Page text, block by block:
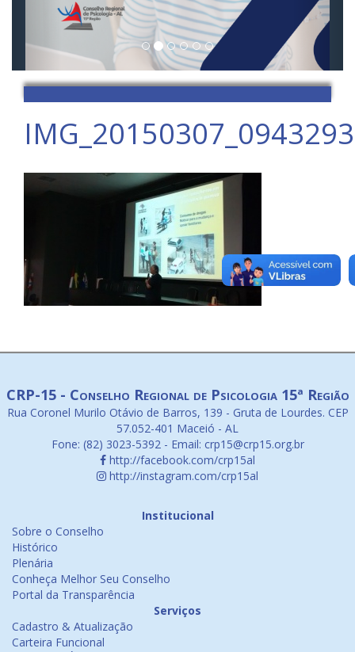
CRP-15 - Conselho Regional de Psicologia 15ª Região
Rua Coronel Murilo Otávio de Barros, 139 - Gruta de Lourdes. CEP
57.052-401 Maceió - AL
Fone: (82) 3023-5392 - Email: crp15@crp15.org.br
http://facebook.com/crp15al
http://instagram.com/crp15al
Institucional
Sobre o Conselho
Histórico
Plenária
Conheça Melhor Seu Conselho
Portal da Transparência
Serviços
Cadastro & Atualização
Carteira Funcional